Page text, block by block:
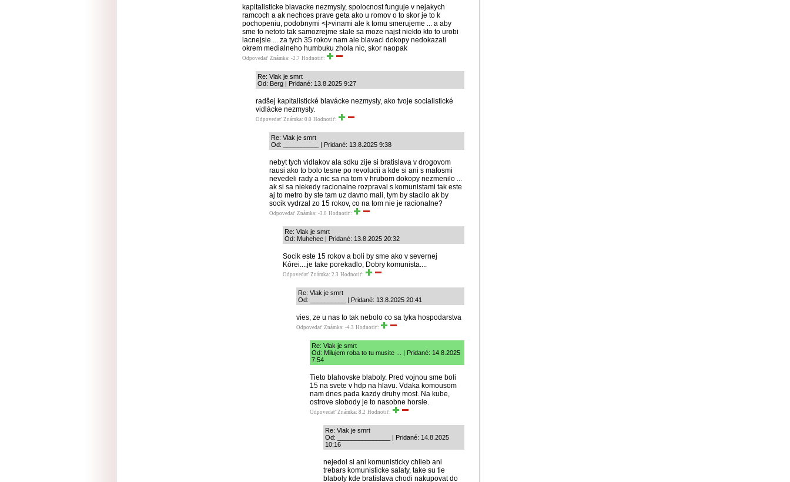
kapitalisticke blavacke nezmysly, spolocnost funguje v nejakych
ramcoch a ak nechces prave geta ako u romov o to skor je to k
pochopeniu, podobnymi <|>vinami ale k tomu smerujeme ... a aby
sme to netoto tak samozrejme stale sa moze najst niekto kto to urobi
lacnejsie ... za tych 35 rokov nam ale blavaci dokopy nedokazali
okrem medialneho humbuku zhola nic, skor naopak
Odpovedať Známka: -2.7 Hodnotiť:
Re: Vlak je smrt
Od: Berg | Pridané: 13.8.2025 9:27
radšej kapitalistické blavácke nezmysly, ako tvoje socialistické
vidlácke nezmysly.
Odpovedať Známka: 0.0 Hodnotiť:
Re: Vlak je smrt
Od: __________ | Pridané: 13.8.2025 9:38
nebyt tych vidlakov ala sdku zije si bratislava v drogovom
rausi ako to bolo tesne po revolucii a kde si ani s mafosmi
nevedeli rady a nic sa na tom v hrubom dokopy nezmenilo ...
ak si sa niekedy racionalne rozpraval s komunistami tak este
aj to metro by ste tam uz davno mali, tym by stacilo ak by
socik vydrzal zo 15 rokov, co na tom nie je racionalne?
Odpovedať Známka: -3.0 Hodnotiť:
Re: Vlak je smrt
Od: Muhehee | Pridané: 13.8.2025 20:32
Socik este 15 rokov a boli by sme ako v severnej
Kórei....je take porekadlo, Dobry komunista....
Odpovedať Známka: 2.3 Hodnotiť:
Re: Vlak je smrt
Od: __________ | Pridané: 13.8.2025 20:41
vies, ze u nas to tak nebolo co sa tyka hospodarstva
Odpovedať Známka: -4.3 Hodnotiť:
Re: Vlak je smrt
Od: Milujem roba to tu musite ... | Pridané: 14.8.2025
7:54
Tieto blahovske blaboly. Pred vojnou sme boli
15 na svete v hdp na hlavu. Vdaka komousom
nam dnes pada kazdy druhy most. Na kube,
ostrove slobody je to nasobne horsie.
Odpovedať Známka: 8.2 Hodnotiť:
Re: Vlak je smrt
Od: _______________ | Pridané: 14.8.2025
10:16
nejedol si ani komunisticky chlieb ani
trebars komunisticke salaty, take su tie
blaboly kde bratislava chodi nakupovat do